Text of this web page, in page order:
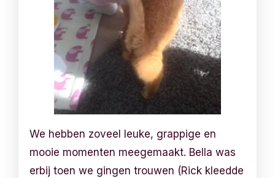
We hebben zoveel leuke, grappige en
mooie momenten meegemaakt. Bella was
erbij toen we gingen trouwen (Rick kleedde